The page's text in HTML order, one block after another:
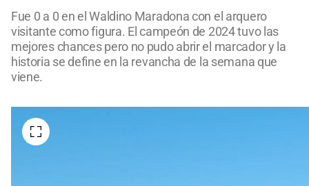
Fue 0 a 0 en el Waldino Maradona con el arquero
visitante como figura. El campeón de 2024 tuvo las
mejores chances pero no pudo abrir el marcador y la
historia se define en la revancha de la semana que
viene.